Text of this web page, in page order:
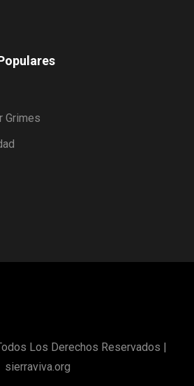
Grimes
Los Derechos Reservados |
sierraviva.org